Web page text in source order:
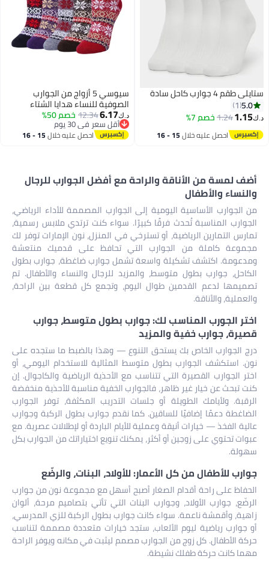
ستايلي طقم 4 جوارب كاحل سادة
5.0
1
د.ك‏1.15
1.24خصم 7%
احصل عليه خلال 15 - 16
سيوسي 5 أزواج من الجوارب
الصوفية للنساء هدايا الشتاء
الدافئة السميكة الدافئة الجوارب
الطاقم المريحة
د.ك‏6.17
12.34خصم 50%
أقل سعر في 30 يوم
أقل سعر في 30 يوماحصل عليه خلال 15 - 16
أضف لمسة من الأناقة والراحة مع أفضل الجوارب للرجال
والنساء والأطفال
من الجوارب الأساسية اليومية إلى الجوارب المصممة للأداء الرياضي،
الجوارب المناسبة تُحدث فرقًا كبيرًا. سواء كنت ترتدي ملابس رسمية،
تمارس التمارين الرياضية، أو تسترخي في المنزل، نون الإمارات توفر لك
مجموعة كاملة من الجوارب التي تحافظ على قدميك منتعشة
ومدعومة. اكتشف تشكيلة واسعة تشمل جوارب ضاغطة، جوارب بطول
الكاحل، جوارب بطول متوسط، والمزيد للرجال والنساء والأطفال. تم
تصميمها لدعم القدمين طوال اليوم، وتجمع كل قطعة بين الراحة،
والعملية، والأناقة.
اختر الجورب المناسب لك: جوارب بطول متوسط، جوارب
قصيرة، جوارب خفية والمزيد
درج الجوارب الخاص بك يستحق التنوع — وهذا بالضبط ما ستجده على
نون. استكشف الجوارب بطول متوسط المثالية للاستخدام اليومي، أو
اختر الجوارب القصيرة التي تتناسب مع الأحذية الرياضية والكاجوال. إن
كنت تبحث عن خيار غير ظاهر، فالجوارب الخفية مناسبة للأحذية منخفضة
الرقبة. ولأيامك الطويلة أو جلسات التدريب المكثفة، توفر الجوارب
الضاغطة دعمًا إضافيًا للساقين. كما نقدم جوارب بطول الركبة وجوارب
عالية الفخذ — خيارات أنيقة وعملية للأيام الباردة أو لإطلالات عصرية. مع
عبوات تحتوي على زوجين أو أكثر، يمكنك تنويع اختياراتك من الجوارب بكل
سهولة.
جوارب للأطفال من كل الأعمار: للأولاد، البنات، والرضّع
الحفاظ على راحة أقدام الصغار أصبح أسهل مع مجموعة نون من جوارب
الرضّع، جوارب الأولاد، وجوارب البنات التي تأتي بتصاميم مرحة، ألوان
زاهية، وأقمشة ناعمة. سواء كانت جوارب بطول الركبة للزي المدرسي،
أو جوارب رياضية ليوم الألعاب، ستجد خيارات متعددة مصممة لتناسب
حركة الأطفال. كل زوج من الجوارب مصمم ليثبت في مكانه ويوفر الراحة
مهما كانت حركة طفلك نشيطة.